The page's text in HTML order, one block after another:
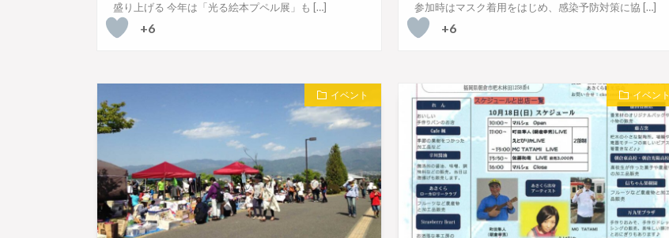
盛り上げる 今年は「光る絵本プペル展」も […]
+6
参加時はマスク着用をはじめ、感染予防対策に協 […]
+6
イベント イベント